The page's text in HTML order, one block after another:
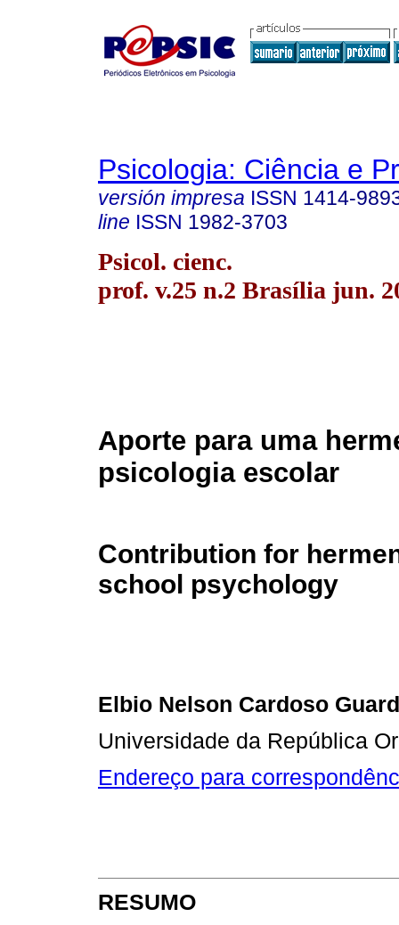
Psicologia: Ciência e
versión impresa ISSN 1414-
line ISSN 1982-3703
Psicol. cienc.
prof. v.25 n.2 Brasília jun.
Aporte para uma
psicologia escolar
Contribution for
school psychology
Elbio Nelson Cardoso
Universidade da República
Endereço para
RESUMO